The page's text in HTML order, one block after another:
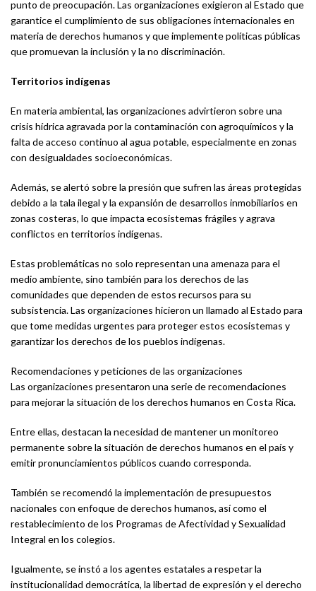
punto de preocupación. Las organizaciones exigieron al Estado que
garantice el cumplimiento de sus obligaciones internacionales en
materia de derechos humanos y que implemente políticas públicas
que promuevan la inclusión y la no discriminación.
Territorios indígenas
En materia ambiental, las organizaciones advirtieron sobre una
crisis hídrica agravada por la contaminación con agroquímicos y la
falta de acceso continuo al agua potable, especialmente en zonas
con desigualdades socioeconómicas.
Además, se alertó sobre la presión que sufren las áreas protegidas
debido a la tala ilegal y la expansión de desarrollos inmobiliarios en
zonas costeras, lo que impacta ecosistemas frágiles y agrava
conflictos en territorios indígenas.
Estas problemáticas no solo representan una amenaza para el
medio ambiente, sino también para los derechos de las
comunidades que dependen de estos recursos para su
subsistencia. Las organizaciones hicieron un llamado al Estado para
que tome medidas urgentes para proteger estos ecosistemas y
garantizar los derechos de los pueblos indígenas.
Recomendaciones y peticiones de las organizaciones
Las organizaciones presentaron una serie de recomendaciones
para mejorar la situación de los derechos humanos en Costa Rica.
Entre ellas, destacan la necesidad de mantener un monitoreo
permanente sobre la situación de derechos humanos en el país y
emitir pronunciamientos públicos cuando corresponda.
También se recomendó la implementación de presupuestos
nacionales con enfoque de derechos humanos, así como el
restablecimiento de los Programas de Afectividad y Sexualidad
Integral en los colegios.
Igualmente, se instó a los agentes estatales a respetar la
institucionalidad democrática, la libertad de expresión y el derecho